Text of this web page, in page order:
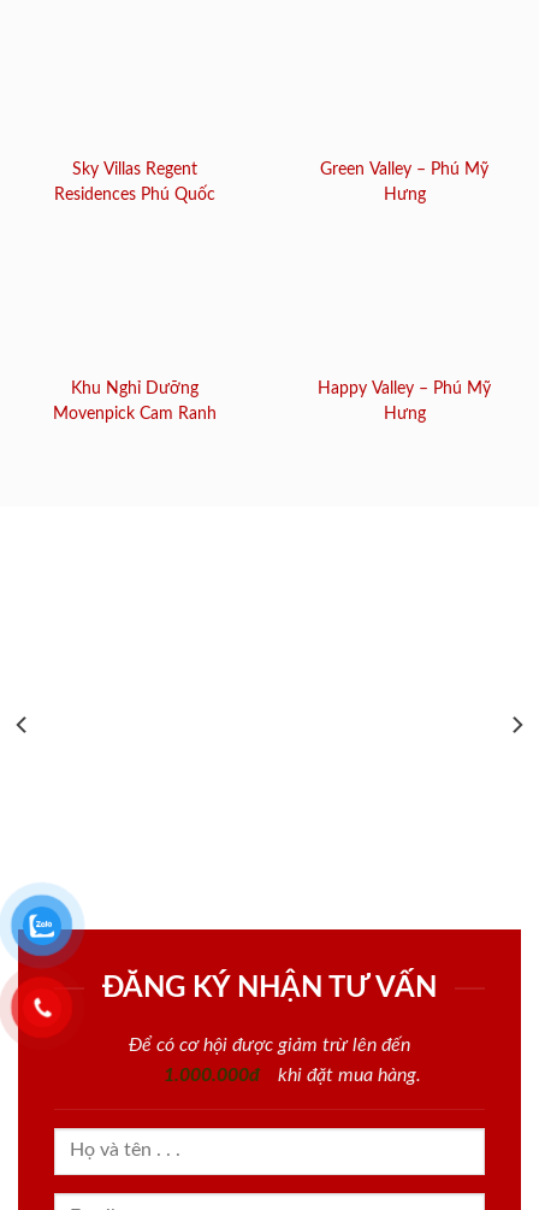
Sky Villas Regent
Residences Phú Quốc
Green Valley – Phú Mỹ
Hưng
Khu Nghỉ Dưỡng
Movenpick Cam Ranh
Happy Valley – Phú Mỹ
Hưng
ĐĂNG KÝ NHẬN TƯ VẤN
Để có cơ hội được giảm trừ lên đến
1.000.000đ
khi đặt mua hàng.